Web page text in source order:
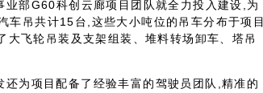
业部G60科创云廊项目团队就全力投入建设,为
车吊共计15台,这些大小吨位的吊车分布于项目
大飞轮吊装及支架组装、堆料转场卸车、塔吊
为项目配备了经验丰富的驾驶员团队,精准的